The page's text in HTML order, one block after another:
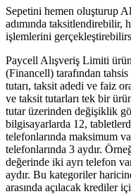
Sepetini hemen oluşturup
adımında taksitlendirebilir,
işlemlerini
Paycell Alışveriş Limiti
(Financell) tarafından
tutarı, taksit adedi ve faiz
ve taksit tutarları tek bir
tutar üzerinden değişiklik
bilgisayarlarda 12,
telefonlarında maksimum
telefonlarında 3 aydır.
değerinde iki ayrı telefon
aydır. Bu kategoriler
arasında açılacak krediler